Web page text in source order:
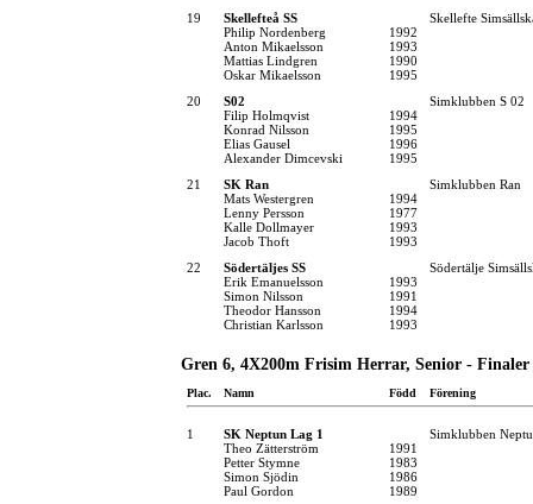
19
Skellefteå SS
Skellefte
Philip Nordenberg
1992
Anton Mikaelsson
1993
Mattias Lindgren
1990
Oskar Mikaelsson
1995
20
S02
Simklubben S 02
Filip Holmqvist
1994
Konrad Nilsson
1995
Elias Gausel
1996
Alexander Dimcevski
1995
21
SK Ran
Simklubben Ran
Mats Westergren
1994
Lenny Persson
1977
Kalle Dollmayer
1993
Jacob Thoft
1993
22
Södertäljes SS
Södertälje
Erik Emanuelsson
1993
Simon Nilsson
1991
Theodor Hansson
1994
Christian Karlsson
1993
Gren 6, 4X200m Frisim Herrar, Senior - Finaler
Plac. Namn Född Förening
1 SK Neptun Lag 1
Simklubben
Theo Zätterström
1991
Petter Stymne
1983
Simon Sjödin
1986
Paul Gordon
1989